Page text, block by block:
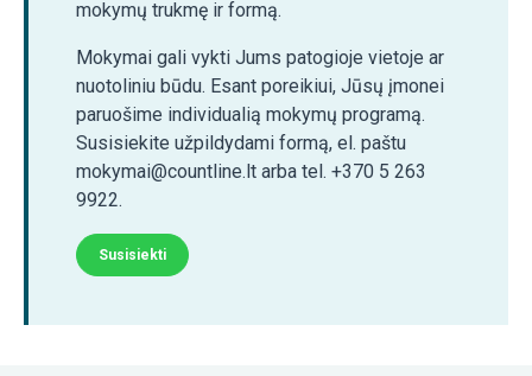
mokymų trukmę ir formą.
Mokymai gali vykti Jums patogioje vietoje ar
nuotoliniu būdu. Esant poreikiui, Jūsų įmonei
paruošime individualią mokymų programą.
Susisiekite užpildydami formą, el. paštu
mokymai@countline.lt arba tel. +370 5 263
9922.
Susisiekti